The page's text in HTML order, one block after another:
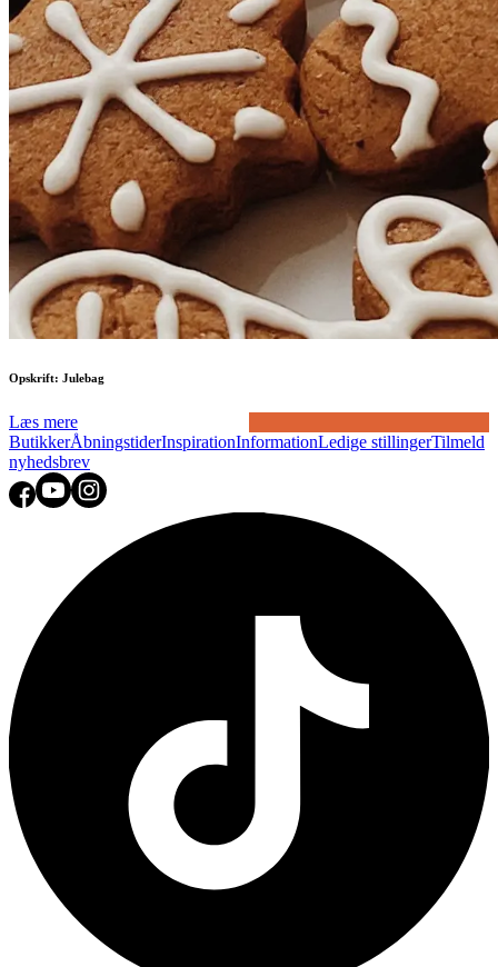
Opskrift: Julebag
Læs mere
ButikkerÅbningstiderInspirationInformationLedige stillingerTilmeld
nyhedsbrev